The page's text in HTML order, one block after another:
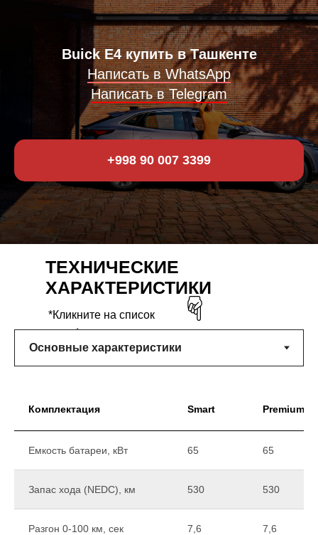
Buick E4 купить в Ташкенте
Написать в WhatsApp
Написать в Telegram
+998 90 007 3399
ТЕХНИЧЕСКИЕ
ХАРАКТЕРИСТИКИ
*Кликните на список
ниже*
Комплектация Smart Premium
Емкость батареи, кВт 65 65
Запас хода (NEDC), км 530 530
Разгон 0-100 км, сек 7,6 7,6